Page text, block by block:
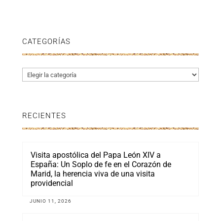
CATEGORÍAS
Categorías
RECIENTES
Visita apostólica del Papa León XIV a
España: Un Soplo de fe en el Corazón de
Marid, la herencia viva de una visita
providencial
JUNIO 11, 2026